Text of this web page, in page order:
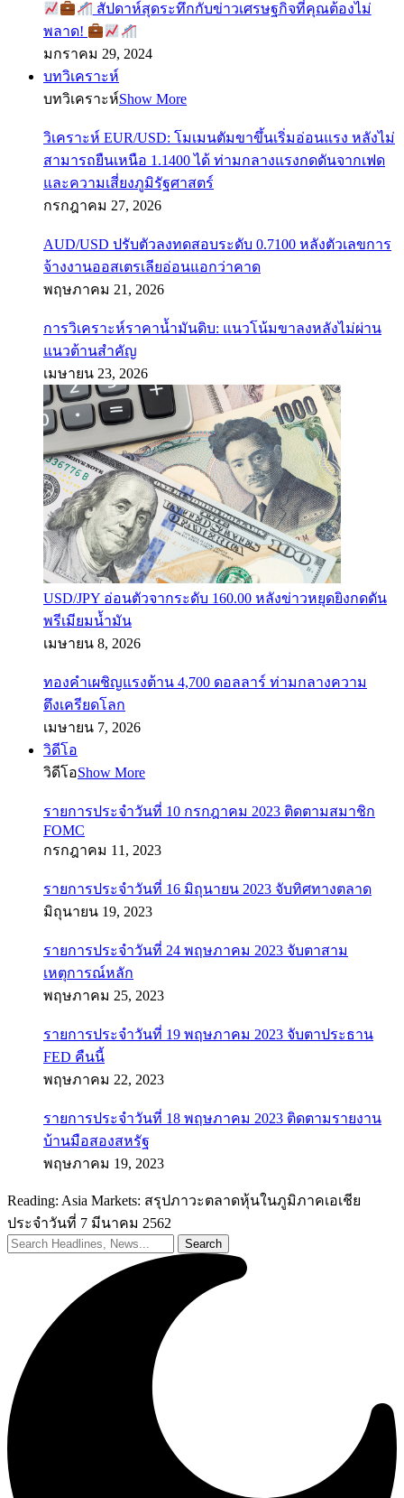
สัปดาห์สุดระทึกกับข่าวเศรษฐกิจที่คุณต้องไม่
พลาด!
มกราคม 29, 2024
บทวิเคราะห์
บทวิเคราะห์Show More
วิเคราะห์ EUR/USD: โมเมนตัมขาขึ้นเริ่มอ่อนแรง หลังไม่
สามารถยืนเหนือ 1.1400 ได้ ท่ามกลางแรงกดดันจากเฟด
และความเสี่ยงภูมิรัฐศาสตร์
กรกฎาคม 27, 2026
AUD/USD ปรับตัวลงทดสอบระดับ 0.7100 หลังตัวเลขการ
จ้างงานออสเตรเลียอ่อนแอกว่าคาด
พฤษภาคม 21, 2026
การวิเคราะห์ราคาน้ำมันดิบ: แนวโน้มขาลงหลังไม่ผ่าน
แนวต้านสำคัญ
เมษายน 23, 2026
USD/JPY อ่อนตัวจากระดับ 160.00 หลังข่าวหยุดยิงกดดัน
พรีเมียมน้ำมัน
เมษายน 8, 2026
ทองคำเผชิญแรงต้าน 4,700 ดอลลาร์ ท่ามกลางความ
ตึงเครียดโลก
เมษายน 7, 2026
วิดีโอ
วิดีโอShow More
รายการประจำวันที่ 10 กรกฎาคม 2023 ติดตามสมาชิก
FOMC
กรกฎาคม 11, 2023
รายการประจำวันที่ 16 มิถุนายน 2023 จับทิศทางตลาด
มิถุนายน 19, 2023
รายการประจำวันที่ 24 พฤษภาคม 2023 จับตาสาม
เหตุการณ์หลัก
พฤษภาคม 25, 2023
รายการประจำวันที่ 19 พฤษภาคม 2023 จับตาประธาน
FED คืนนี้
พฤษภาคม 22, 2023
รายการประจำวันที่ 18 พฤษภาคม 2023 ติดตามรายงาน
บ้านมือสองสหรัฐ
พฤษภาคม 19, 2023
Reading: Asia Markets: สรุปภาวะตลาดหุ้นในภูมิภาคเอเชีย
ประจำวันที่ 7 มีนาคม 2562